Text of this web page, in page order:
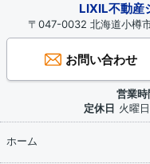
LIXIL不動産
〒047-0032 北海道小樽
お問い合わせ
営業時
定休日 火曜
ホーム